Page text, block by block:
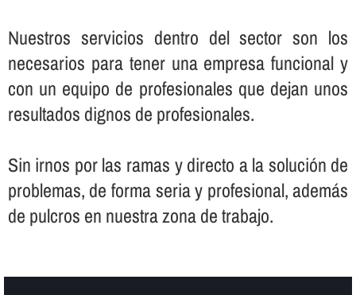
Nuestros servicios dentro del sector son los
necesarios para tener una empresa funcional y
con un equipo de profesionales que dejan unos
resultados dignos de profesionales.
Sin irnos por las ramas y directo a la solución de
problemas, de forma seria y profesional, además
de pulcros en nuestra zona de trabajo.